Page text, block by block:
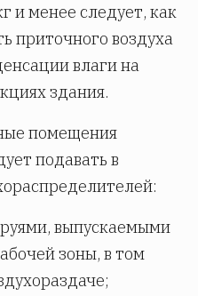
и менее следует, как
приточного воздуха
влаги на
здания.
помещения
подавать в
выпускаемыми
зоны, в том